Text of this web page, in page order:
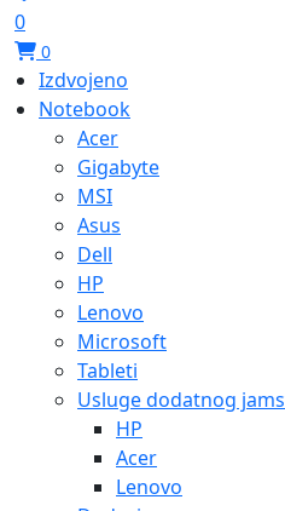
0
0
Izdvojeno
Notebook
Acer
Gigabyte
MSI
Asus
Dell
HP
Lenovo
Microsoft
Tableti
Usluge dodatnog
HP
Acer
Lenovo